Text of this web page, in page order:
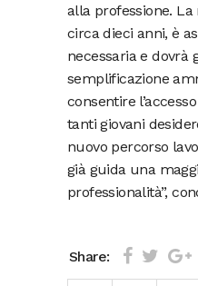
alla professione.
circa dieci anni, è
necessaria e dovrà
semplificazione
consentire
tanti giovani
nuovo percorso
già guida una
professionalità”,
Share: